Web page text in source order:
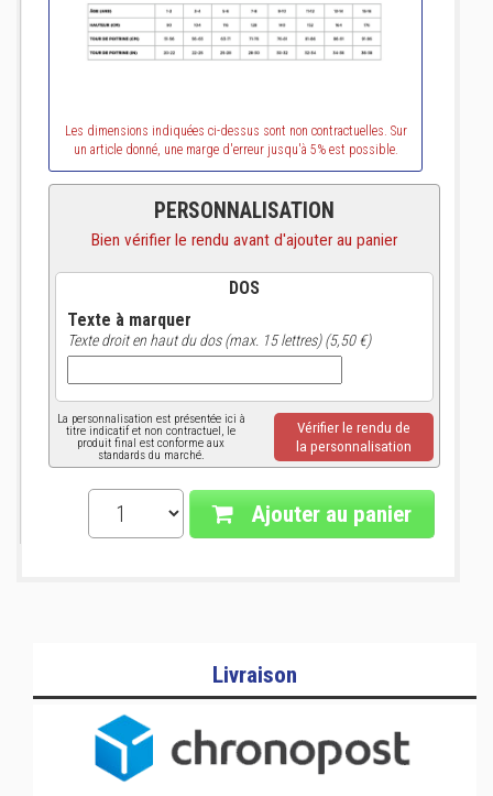
Les dimensions indiquées ci-dessus sont non contractuelles. Sur
un article donné, une marge d'erreur jusqu'à 5% est possible.
PERSONNALISATION
Bien vérifier le rendu avant d'ajouter au panier
DOS
Texte à marquer
Texte droit en haut du dos (max. 15 lettres) (5,50 €)
La personnalisation est présentée ici à
titre indicatif et non contractuel, le
produit final est conforme aux
standards du marché.
Vérifier le rendu de
la personnalisation
Ajouter au panier
Livraison